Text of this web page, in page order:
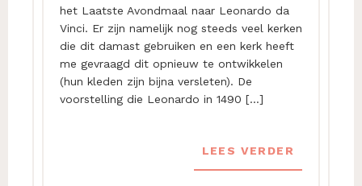
het Laatste Avondmaal naar Leonardo da
Vinci. Er zijn namelijk nog steeds veel kerken
die dit damast gebruiken en een kerk heeft
me gevraagd dit opnieuw te ontwikkelen
(hun kleden zijn bijna versleten). De
voorstelling die Leonardo in 1490 […]
LEES VERDER